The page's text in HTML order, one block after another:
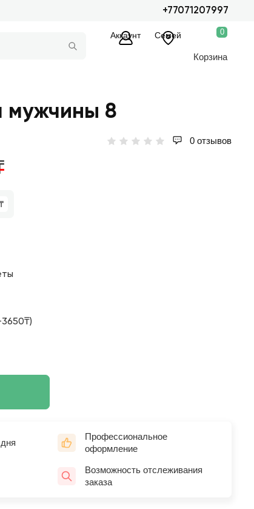
+77071207997
Аккаунт Семей 0
Корзина
мужчины 8
0 отзывов
Профессиональное
оформление
Возможность отслеживания
заказа